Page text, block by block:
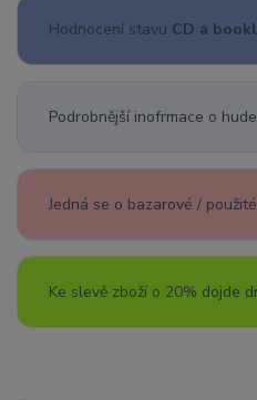
Hodnocení stavu CD a
Podrobnější inofrmace o
Jedná se o bazarové /
Ke slevě zboží o 20% dojde